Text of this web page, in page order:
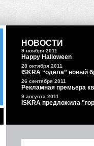
НОВОСТИ
9 ноября 2011
Happy Halloween
28 октября 2011
ISKRA “одела” новый
26 ceнтября 2011
Рекламная премьера
9 августа 2011
ISKRA предложила